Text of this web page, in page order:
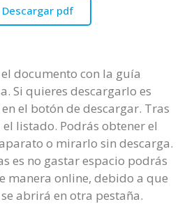
Descargar pdf
documento con la guía
Si quieres descargarlo es
el botón de descargar. Tras
listado. Podrás obtener el
o mirarlo sin descarga.
es no gastar espacio podrás
manera online, debido a que
abrirá en otra pestaña.